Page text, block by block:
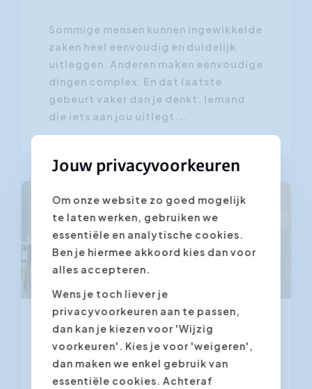
Sommige mensen kunnen ingewikkelde
zaken heel eenvoudig en duidelijk
uitleggen. Anderen maken eenvoudige
dingen complex. En dat laatste
gebeurt vaker dan je denkt. Iemand
die iets aan jou uitlegt...
coachend leidinggeven
9 juni 2026
Coachend leidinggeven: 7
herkenbare situaties
Jouw privacyvoorkeuren
Om onze website zo goed mogelijk
te laten werken, gebruiken we
essentiële en analytische cookies.
Ben je hiermee akkoord kies dan voor
alles accepteren.
Wens je toch liever je
privacyvoorkeuren aan te passen,
dan kan je kiezen voor 'Wijzig
voorkeuren'. Kies je voor 'weigeren',
dan maken we enkel gebruik van
essentiële cookies. Achteraf